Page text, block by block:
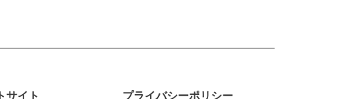
サイト プライバシーポリシー